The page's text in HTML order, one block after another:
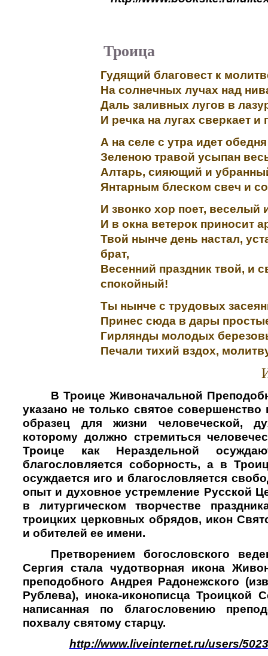
Троица
Гудящий благовест к
На солнечных лучах над
Даль заливных лугов в
И речка на лугах сверкает и
А на селе с утра идет
Зеленою травой усыпан
Алтарь, сияющий и
Янтарным блеском свеч и
И звонко хор поет, веселый
И в окна ветерок приносит
Твой нынче день настал,
брат,
Весенний праздник твой, и
спокойный!
Ты нынче с трудовых
Принес сюда в дары
Гирлянды молодых
Печали тихий вздох,
В Троице Живоначальной
указано не только святое
образец для жизни человеческой,
которому должно стремиться
Троице как Нераздельной
благословляется соборность, а в
осуждается иго и благословляется
опыт и духовное устремление Русской
в литургическом творчестве
троицких церковных обрядов, икон
и обителей ее имени.
Претворением богословского
Сергия стала чудотворная икона
преподобного Андрея Радонежского
Рублева), инока-иконописца Троицкой
написанная по благословению
похвалу святому старцу.
http://www.liveinternet.ru/users/